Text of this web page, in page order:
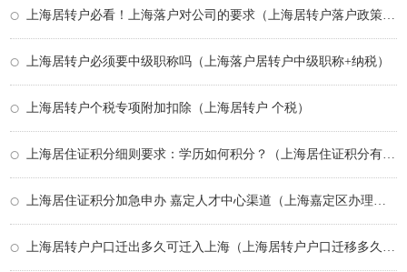
上海居转户必须要中级职称吗（上海落户居转户中级职称+纳税）
上海居转户个税专项附加扣除（上海居转户 个税）